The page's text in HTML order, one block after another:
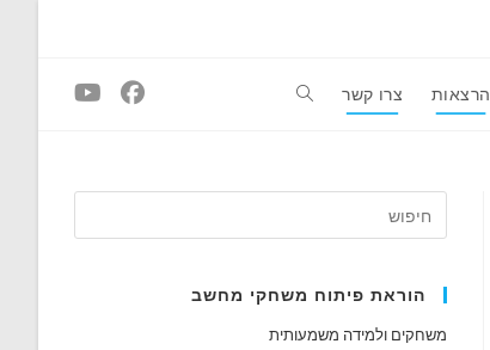
הרצאות צרו קשר Toggle
search
הוראת פיתוח משחקי מחשב
משחקים ולמידה משמעותית